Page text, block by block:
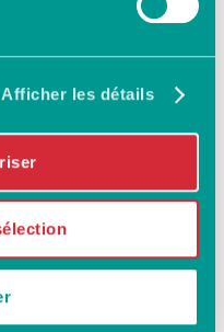
Afficher les détails
à voir
à dire au
de vos
encore et